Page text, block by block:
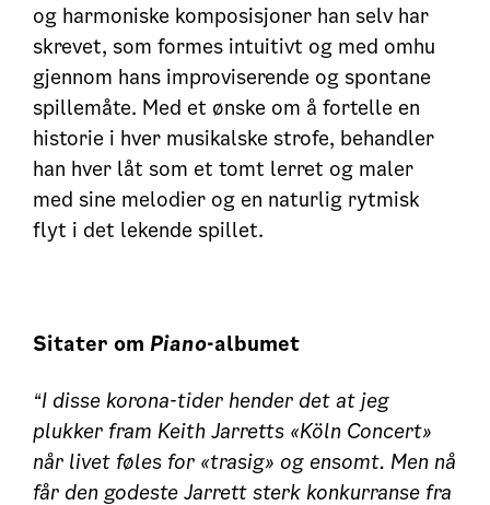
og harmoniske komposisjoner han selv har
skrevet, som formes intuitivt og med omhu
gjennom hans improviserende og spontane
spillemåte. Med et ønske om å fortelle en
historie i hver musikalske strofe, behandler
han hver låt som et tomt lerret og maler
med sine melodier og en naturlig rytmisk
flyt i det lekende spillet.
Sitater om Piano-albumet
“I disse korona-tider hender det at jeg
plukker fram Keith Jarretts «Köln Concert»
når livet føles for «trasig» og ensomt. Men nå
får den godeste Jarrett sterk konkurranse fra